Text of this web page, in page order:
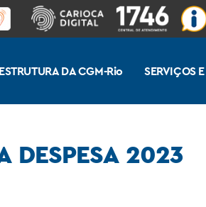
DA CGM-Rio SERVIÇOS
DESPESA 2023